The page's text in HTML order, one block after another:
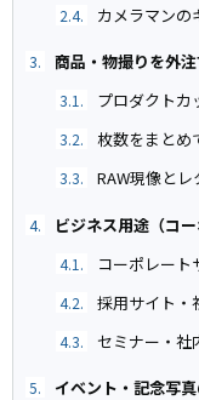
2.4. カメラマンの
3. 商品・物撮りを外
3.1. プロダクトカ
3.2. 枚数をまとめ
3.3. RAW現像と
4. ビジネス用途（コ
4.1. コーポレート
4.2. 採用サイト・
4.3. セミナー・社
5. イベント・記念写